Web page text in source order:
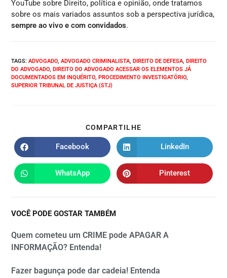
YouTube sobre Direito, política e opinião, onde tratamos
sobre os mais variados assuntos sob a perspectiva jurídica,
sempre ao vivo e com convidados.
TAGS:ADVOGADO, ADVOGADO CRIMINALISTA, DIREITO DE DEFESA, DIREITO
DO ADVOGADO, DIREITO DO ADVOGADO ACESSAR OS ELEMENTOS JÁ
DOCUMENTADOS EM INQUÉRITO, PROCEDIMENTO INVESTIGATÓRIO,
SUPERIOR TRIBUNAL DE JUSTIÇA (STJ)
COMPARTILHE
Facebook LinkedIn
WhatsApp Pinterest
VOCÊ PODE GOSTAR TAMBÉM
Quem cometeu um CRIME pode APAGAR A
INFORMAÇÃO? Entenda!
Fazer bagunça pode dar cadeia! Entenda